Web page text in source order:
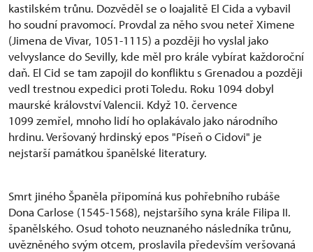
kastilském trůnu. Dozvěděl se o loajalitě El Cida a vybavil
ho soudní pravomocí. Provdal za něho svou neteř Ximene
(Jimena de Vivar, 1051-1115) a později ho vyslal jako
velvyslance do Sevilly, kde měl pro krále vybírat každoroční
daň. El Cid se tam zapojil do konfliktu s Grenadou a později
vedl trestnou expedici proti Toledu. Roku 1094 dobyl
maurské království Valencii. Když 10. července
1099 zemřel, mnoho lidí ho oplakávalo jako národního
hrdinu. Veršovaný hrdinský epos "Píseň o Cidovi" je
nejstarší památkou španělské literatury.
Smrt jiného Španěla připomíná kus pohřebního rubáše
Dona Carlose (1545-1568), nejstaršího syna krále Filipa II.
španělského. Osud tohoto neuznaného následníka trůnu,
uvězněného svým otcem, proslavila především veršovaná